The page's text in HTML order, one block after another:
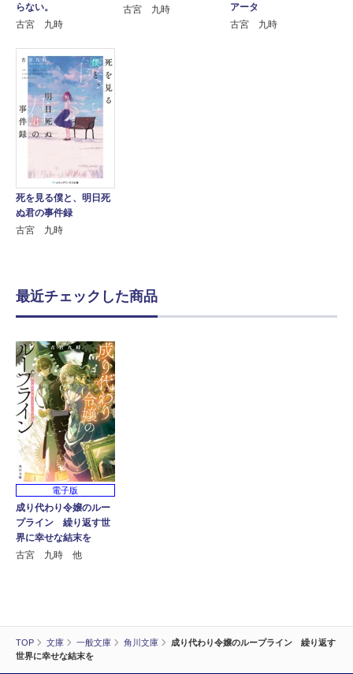
TOP 文庫 一般文庫 角川文庫
成り代わり令嬢のループライン 繰り返す
世界に幸せな結末を
らない。
古宮 九時
古宮 九時
アータ
古宮 九時
死を見る僕と、明日死
ぬ君の事件録
古宮 九時
最近チェックした商品
電子版
成り代わり令嬢のルー
プライン 繰り返す世
界に幸せな結末を
古宮 九時 他